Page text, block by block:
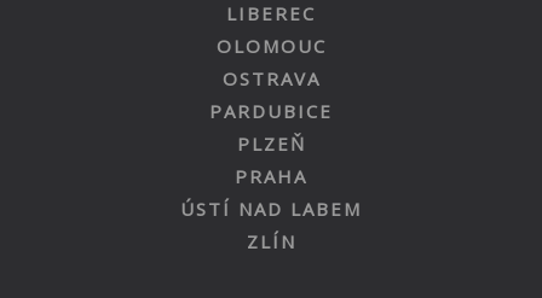
LIBEREC
OLOMOUC
OSTRAVA
PARDUBICE
PLZEŇ
PRAHA
ÚSTÍ NAD LABEM
ZLÍN